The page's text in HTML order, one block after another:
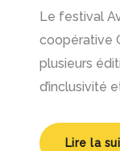
Le festival
coopérative
plusieurs
d’inclusivité
Lire la